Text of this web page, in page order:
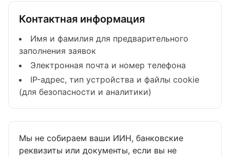
Контактная информация
Имя и фамилия для предварительного
заполнения заявок
Электронная почта и номер телефона
IP-адрес, тип устройства и файлы cookie
(для безопасности и аналитики)
Мы не собираем ваши ИИН, банковские
реквизиты или документы, если вы не